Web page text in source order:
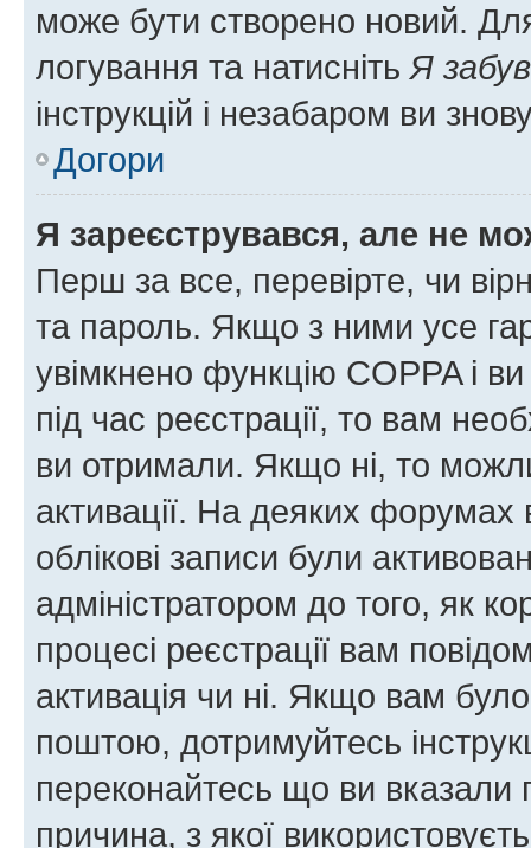
може бути створено новий.
логування та натисніть Я
інструкцій і незабаром ви
Догори
Я зареєструвався, але не
Перш за все, перевірте, чи
та пароль. Якщо з ними усе
увімкнено функцію COPPA і
під час реєстрації, то вам
ви отримали. Якщо ні, то
активації. На деяких форумах
облікові записи були
адміністратором до того, як
процесі реєстрації вам
активація чи ні. Якщо вам
поштою, дотримуйтесь
переконайтесь що ви
причина, з якої